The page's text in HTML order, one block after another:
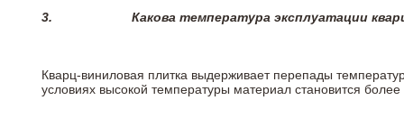
3. Какова температура эксплуатации
Кварц-виниловая плитка выдерживает перепады
условиях высокой температуры материал становится